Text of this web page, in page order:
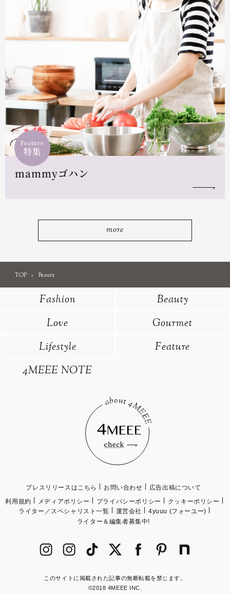
Feature
特集
mammyゴハン
more
TOP Beauty
Fashion
Beauty
Love
Gourmet
Lifestyle
Feature
4MEEE NOTE
プレスリリースはこちら お問い合わせ
広告出稿について
利用規約
メディアポリシー プライバシーポリシー
クッキーポリシー
ライター／スペシャリスト一覧
運営会社
4yuuu (フォーユー)
ライター＆編集者募集中!
このサイトに掲載された記事の無断転載を禁じます。
©2018 4MEEE INC.